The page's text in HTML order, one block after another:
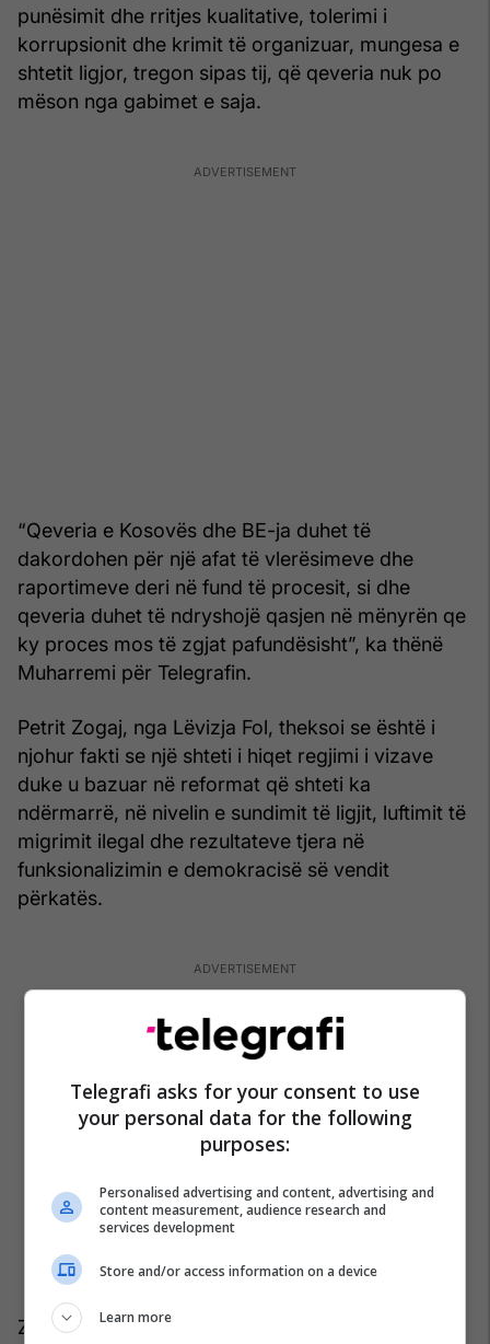
punësimit dhe rritjes kualitative, tolerimi i
korrupsionit dhe krimit të organizuar, mungesa e
shtetit ligjor, tregon sipas tij, që qeveria nuk po
mëson nga gabimet e saja.
“Qeveria e Kosovës dhe BE-ja duhet të
dakordohen për një afat të vlerësimeve dhe
raportimeve deri në fund të procesit, si dhe
qeveria duhet të ndryshojë qasjen në mënyrën qe
ky proces mos të zgjat pafundësisht”, ka thënë
Muharremi për Telegrafin.
Petrit Zogaj, nga Lëvizja Fol, theksoi se është i
njohur fakti se një shteti i hiqet regjimi i vizave
duke u bazuar në reformat që shteti ka
ndërmarrë, në nivelin e sundimit të ligjit, luftimit të
migrimit ilegal dhe rezultateve tjera në
funksionalizimin e demokracisë së vendit
përkatës.
Zogaj tha se kjo ka ndodhur edhe me Kosovën.
Telegrafi asks for your consent to use
your personal data for the following
purposes:
Personalised advertising and content, advertising and
content measurement, audience research and
services development
Store and/or access information on a device
Learn more